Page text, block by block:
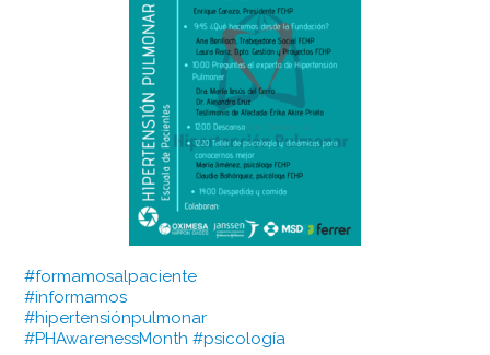
#formamosalpaciente
#informamos
#hipertensiónpulmonar
#PHAwarenessMonth #psicología